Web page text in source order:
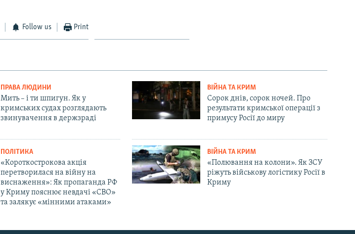
Follow us Print
ПРАВА ЛЮДИНИ
Мить – і ти шпигун. Як у
кримських судах розглядають
звинувачення в держзраді
ВІЙНА ТА КРИМ
Сорок днів, сорок ночей. Про
результати кримської операції з
примусу Росії до миру
ПОЛІТИКА
«Короткострокова акція
перетворилася на війну на
виснаження»: Як пропаганда РФ
у Криму пояснює невдачі «СВО»
та залякує «мінними атаками»
ВІЙНА ТА КРИМ
«Полювання на колони». Як ЗСУ
ріжуть військову логістику Росії в
Криму